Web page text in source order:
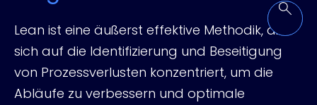
Lean ist eine äußerst effektive Methodik, die
sich auf die Identifizierung und Beseitigung
von Prozessverlusten konzentriert, um die
Abläufe zu verbessern und optimale